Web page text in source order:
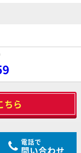
ちら
電話で
問い合わせ